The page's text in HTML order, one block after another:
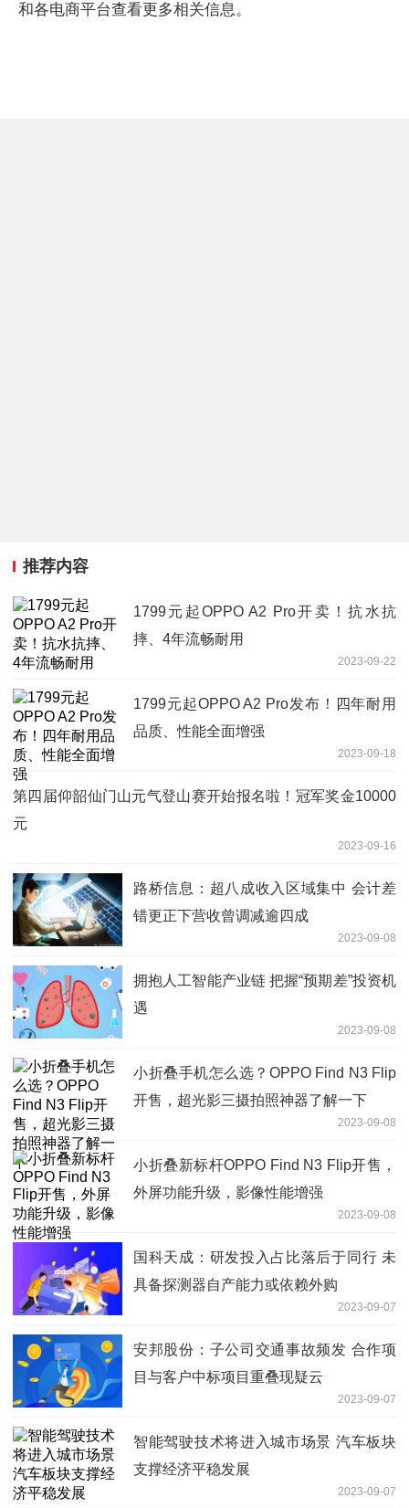
和各电商平台查看更多相关信息。
推荐内容
1799元起OPPO A2 Pro开卖！抗水抗
摔、4年流畅耐用
2023-09-22
1799元起OPPO A2 Pro发布！四年耐用
品质、性能全面增强
2023-09-18
第四届仰韶仙门山元气登山赛开始报名啦！冠军奖金10000
元
2023-09-16
路桥信息：超八成收入区域集中 会计差
错更正下营收曾调减逾四成
2023-09-08
拥抱人工智能产业链 把握“预期差”投资机
遇
2023-09-08
小折叠手机怎么选？OPPO Find N3 Flip
开售，超光影三摄拍照神器了解一下
2023-09-08
小折叠新标杆OPPO Find N3 Flip开售，
外屏功能升级，影像性能增强
2023-09-08
国科天成：研发投入占比落后于同行 未
具备探测器自产能力或依赖外购
2023-09-07
安邦股份：子公司交通事故频发 合作项
目与客户中标项目重叠现疑云
2023-09-07
智能驾驶技术将进入城市场景 汽车板块
支撑经济平稳发展
2023-09-07